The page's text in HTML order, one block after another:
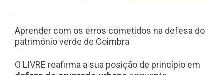
Aprender com os erros cometidos na defesa do
património verde de Coimbra
O LIVRE reafirma a sua posição de princípio em